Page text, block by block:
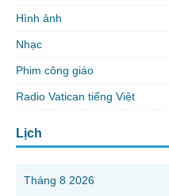
Hình ảnh
Nhạc
Phim công giáo
Radio Vatican tiếng Việt
Lịch
Tháng 8 2026